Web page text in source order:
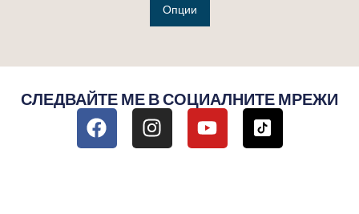
Опции
СЛЕДВАЙТЕ МЕ В СОЦИАЛНИТЕ МРЕЖИ